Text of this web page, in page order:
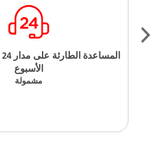
الأسبوع
مشمولة